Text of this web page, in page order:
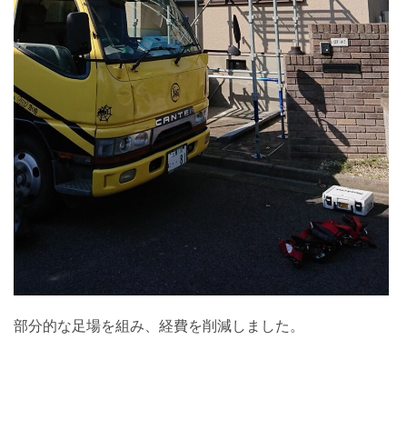
部分的な足場を組み、経費を削減しました。